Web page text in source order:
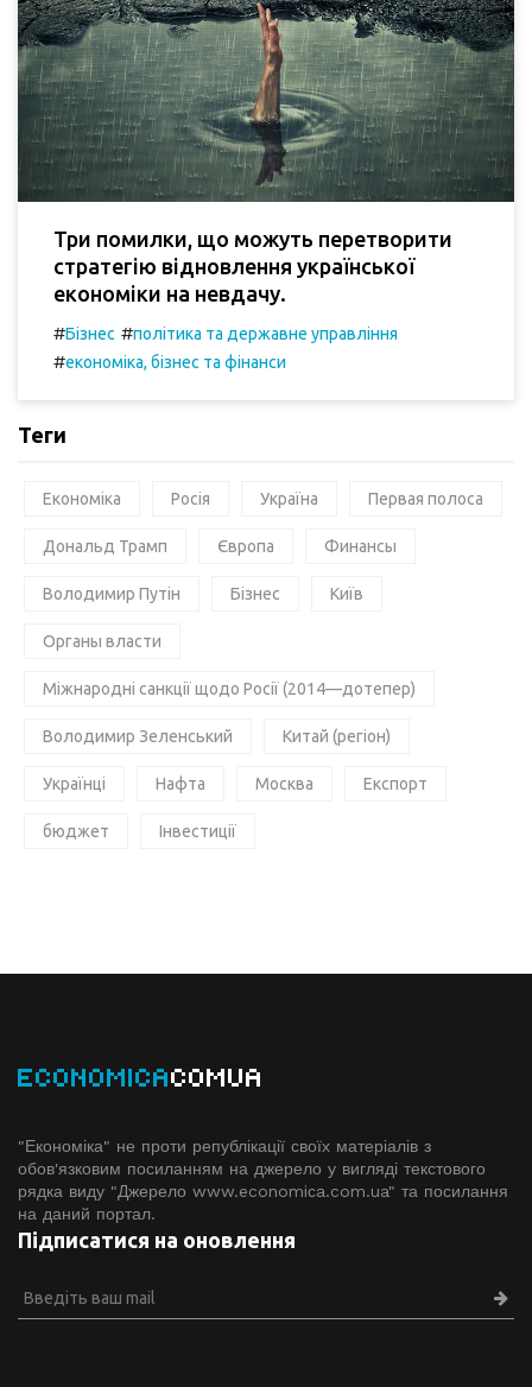
Три помилки, що можуть перетворити
стратегію відновлення української
економіки на невдачу.
#Бізнес #політика та державне управління
#економіка, бізнес та фінанси
Теги
Економіка Росія Україна Первая полоса
Дональд Трамп Європа Финансы
Володимир Путін Бізнес Київ
Органы власти
Міжнародні санкції щодо Росії (2014—дотепер)
Володимир Зеленський Китай (регіон)
Українці Нафта Москва Експорт
бюджет Інвестиції
ECONOMICACOMUA
"Економіка" не проти републікації своїх матеріалів з
обов'язковим посиланням на джерело у вигляді текстового
рядка виду "Джерело www.economiсa.com.ua" та посилання
на даний портал.
Підписатися на оновлення